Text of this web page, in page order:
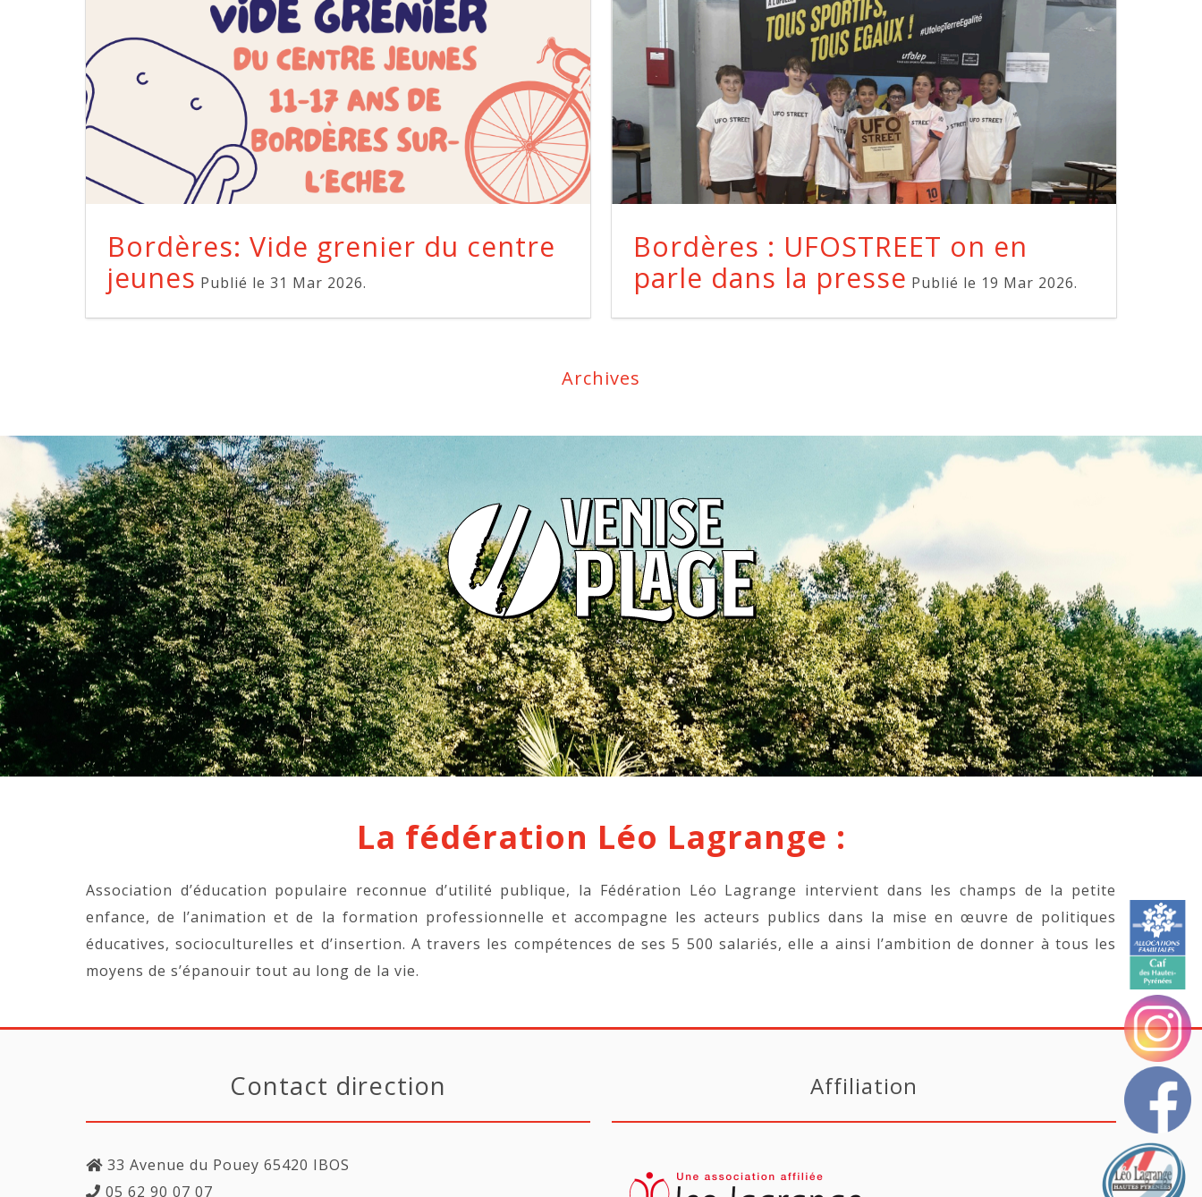
Bordères: Vide grenier du centre
jeunes Publié le 31 Mar 2026.
Bordères : UFOSTREET on en
parle dans la presse Publié le 19 Mar 2026.
Archives
La fédération Léo Lagrange :
Association d’éducation populaire reconnue d’utilité publique, la Fédération Léo Lagrange intervient dans les champs de la petite
enfance, de l’animation et de la formation professionnelle et accompagne les acteurs publics dans la mise en œuvre de politiques
éducatives, socioculturelles et d’insertion. A travers les compétences de ses 5 500 salariés, elle a ainsi l’ambition de donner à tous les
moyens de s’épanouir tout au long de la vie.
Contact direction
33 Avenue du Pouey 65420 IBOS
05 62 90 07 07
Affiliation